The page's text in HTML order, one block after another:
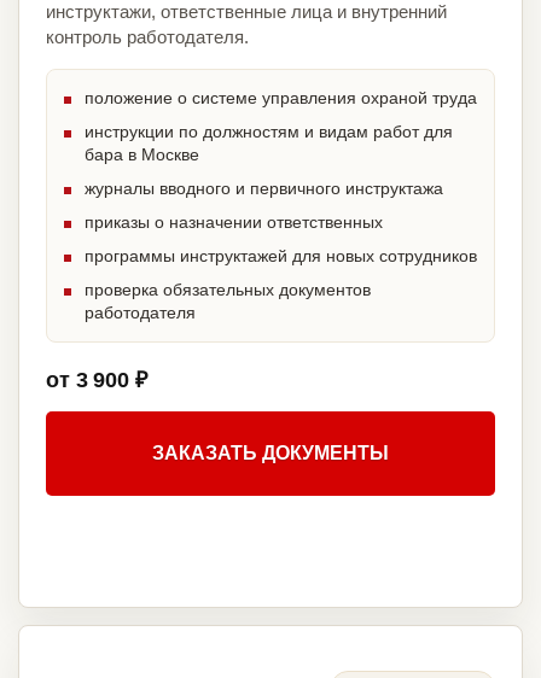
инструктажи, ответственные лица и внутренний
контроль работодателя.
положение о системе управления охраной труда
инструкции по должностям и видам работ для
бара в Москве
журналы вводного и первичного инструктажа
приказы о назначении ответственных
программы инструктажей для новых сотрудников
проверка обязательных документов
работодателя
от 3 900 ₽
ЗАКАЗАТЬ ДОКУМЕНТЫ